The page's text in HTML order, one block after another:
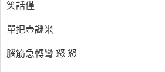
笑話僅
單把壺謎米
腦筋急轉彎 怒 怒